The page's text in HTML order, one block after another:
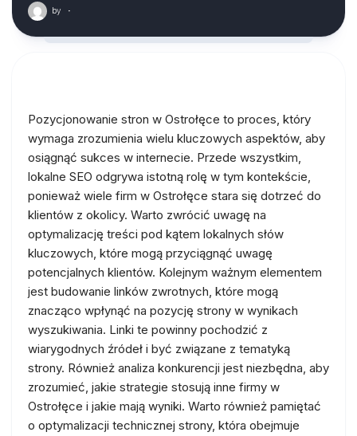
by ·
Pozycjonowanie stron w Ostrołęce to proces, który
wymaga zrozumienia wielu kluczowych aspektów, aby
osiągnąć sukces w internecie. Przede wszystkim,
lokalne SEO odgrywa istotną rolę w tym kontekście,
ponieważ wiele firm w Ostrołęce stara się dotrzeć do
klientów z okolicy. Warto zwrócić uwagę na
optymalizację treści pod kątem lokalnych słów
kluczowych, które mogą przyciągnąć uwagę
potencjalnych klientów. Kolejnym ważnym elementem
jest budowanie linków zwrotnych, które mogą
znacząco wpłynąć na pozycję strony w wynikach
wyszukiwania. Linki te powinny pochodzić z
wiarygodnych źródeł i być związane z tematyką
strony. Również analiza konkurencji jest niezbędna, aby
zrozumieć, jakie strategie stosują inne firmy w
Ostrołęce i jakie mają wyniki. Warto również pamiętać
o optymalizacji technicznej strony, która obejmuje